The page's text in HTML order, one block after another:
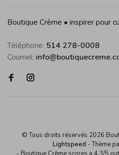
Boutique Crème • inspirer pour
Téléphone: 514 278-0008
Courriel:
© Tous droits réservés 2026
Lightspeed - Thème